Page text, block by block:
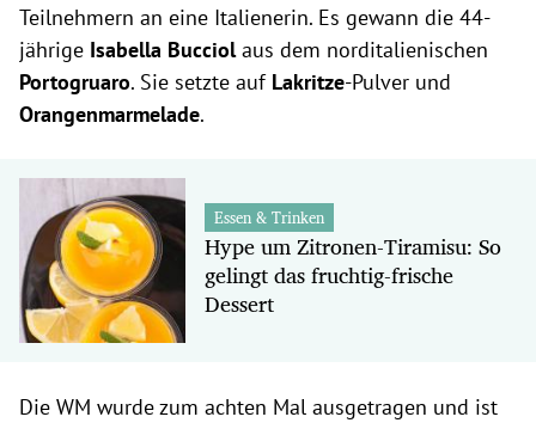
Teilnehmern an eine Italienerin. Es gewann die 44-
jährige Isabella Bucciolaus dem norditalienischen
Portogruaro. Sie setzte aufLakritze-Pulver und
Orangenmarmelade.
Essen & Trinken
Hype um Zitronen-Tiramisu: So
gelingt das fruchtig-frische
Dessert
Die WM wurde zum achten Mal ausgetragen und ist